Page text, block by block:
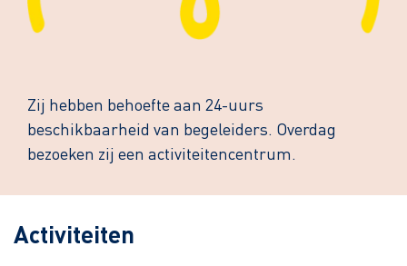
Zij hebben behoefte aan 24-uurs
beschikbaarheid van begeleiders. Overdag
bezoeken zij een activiteitencentrum.
Activiteiten